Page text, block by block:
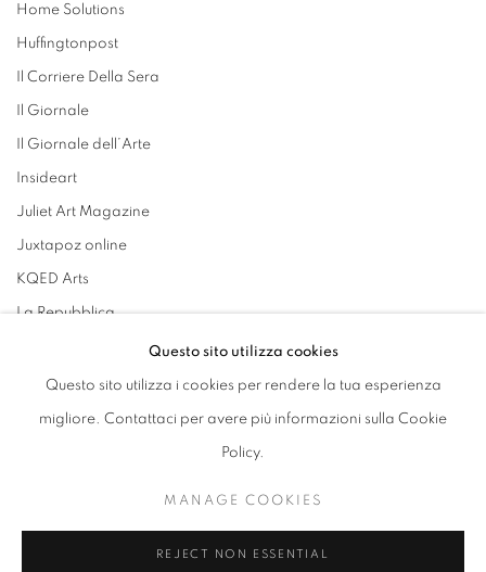
Home Solutions
Huffingtonpost
Il Corriere Della Sera
Il Giornale
Il Giornale dell’Arte
Insideart
Juliet Art Magazine
Juxtapoz online
KQED Arts
La Repubblica
Le Parisien
L’Unità
Questo sito utilizza cookies
Questo sito utilizza i cookies per rendere la tua esperienza
migliore. Contattaci per avere più informazioni sulla Cookie
Policy.
MANAGE COOKIES
REJECT NON ESSENTIAL